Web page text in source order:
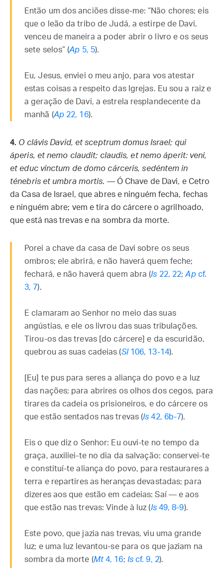
Então um dos anciões disse-me: “Não chores; eis
que o leão da tribo de Judá, a estirpe de Davi,
venceu de maneira a poder abrir o livro e os seus
sete selos” (Ap 5, 5).
Eu, Jesus, enviei o meu anjo, para vos atestar
estas coisas a respeito das Igrejas. Eu sou a raiz e
a geração de Davi, a estrela resplandecente da
manhã (Ap22, 16).
4. O clávis David, et sceptrum domus Israel; qui
áperis, et nemo claudit; claudis, et nemo áperit: veni,
et educ vinctum de domo cárceris, sedéntem in
ténebris et umbra mortis. — Ó Chave de Davi, e Cetro
da Casa de Israel, que abres e ninguém fecha, fechas
e ninguém abre; vem e tira do cárcere o agrilhoado,
que está nas trevas e na sombra da morte.
Porei a chave da casa de Davi sobre os seus
ombros; ele abrirá, e não haverá quem feche;
fechará, e não haverá quem abra (Is 22, 22;Apcf.
3, 7).
E clamaram ao Senhor no meio das suas
angústias, e ele os livrou das suas tribulações.
Tirou-os das trevas [do cárcere] e da escuridão,
quebrou as suas cadeias (Sl106, 13-14).
[Eu] te pus para seres a aliança do povo e a luz
das nações; para abrires os olhos dos cegos, para
tirares da cadeia os prisioneiros, e do cárcere os
que estão sentados nas trevas (Is 42, 6b-7).
Eis o que diz o Senhor: Eu ouvi-te no tempo da
graça, auxiliei-te no dia da salvação: conservei-te
e constituí-te aliança do povo, para restaurares a
terra e repartires as heranças devastadas; para
dizeres aos que estão em cadeias: Saí — e aos
que estão nas trevas: Vinde à luz (Is49, 8-9).
Este povo, que jazia nas trevas, viu uma grande
luz; e uma luz levantou-se para os que jaziam na
sombra da morte (Mt4, 16; Iscf. 9, 2).